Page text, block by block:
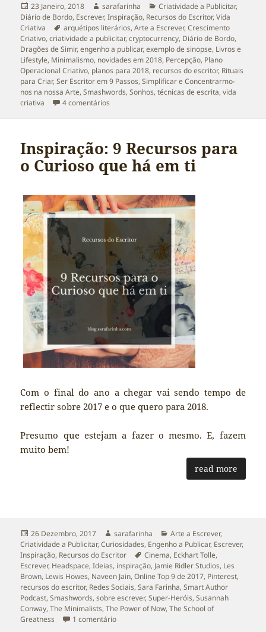
Publicado
a
23 Janeiro, 2018 Autor
sarafarinha Categorias
Criatividade a Publicitar,
Diário de Bordo, Escrever,Inspiração, Recursos do Escritor,Vida
Criativa
Etiquetas
arquétipos literários,Arte a Escrever,Crescimento
Criativo,criatividade a publicitar,cryptocurrency, Diário de Bordo,
Dragões de Simir,engenho a publicar,exemplo de sinopse, Livros e
Lifestyle, Minimalismo, novidades em 2018, Percepção, Plano
Operacional Criativo, planos para 2018, recursos do escritor, Rituais
para Criar,Ser Escritor em 9 Passos,Simplificar e Concentrarmo-
nos na nossa Arte,Smashwords,Sonhos,técnicas de escrita,vida
criativa
4 comentários
Inspiração: 9 Recursos para
o Curioso que há em ti
Com o final do ano a chegar vai sendo tempo de
reflectir sobre 2017 e o que quero para 2018.
Presumo que estejam a fazer o mesmo. E, fazem
muito bem!
read more
Publicado
a
26 Dezembro, 2017 Autor
sarafarinha Categorias
Arte a Escrever,
Criatividade a Publicitar,Curiosidades, Engenho a Publicar, Escrever,
Inspiração, Recursos do Escritor Etiquetas
Cinema, Eckhart Tolle,
Escrever, Headspace,Ideias, inspiração, Jamie Ridler Studios, Les
Brown, Lewis Howes, Naveen Jain,Online Top 9 de 2017, Pinterest,
recursos do escritor, Redes Sociais,Sara Farinha,Smart Author
Podcast,Smashwords,sobre escrever,Super-Heróis,Susannah
Conway,The Minimalists,The Power of Now,The School of
Greatness
1 comentárioem Inspiração: 9 Recursos para o Curioso